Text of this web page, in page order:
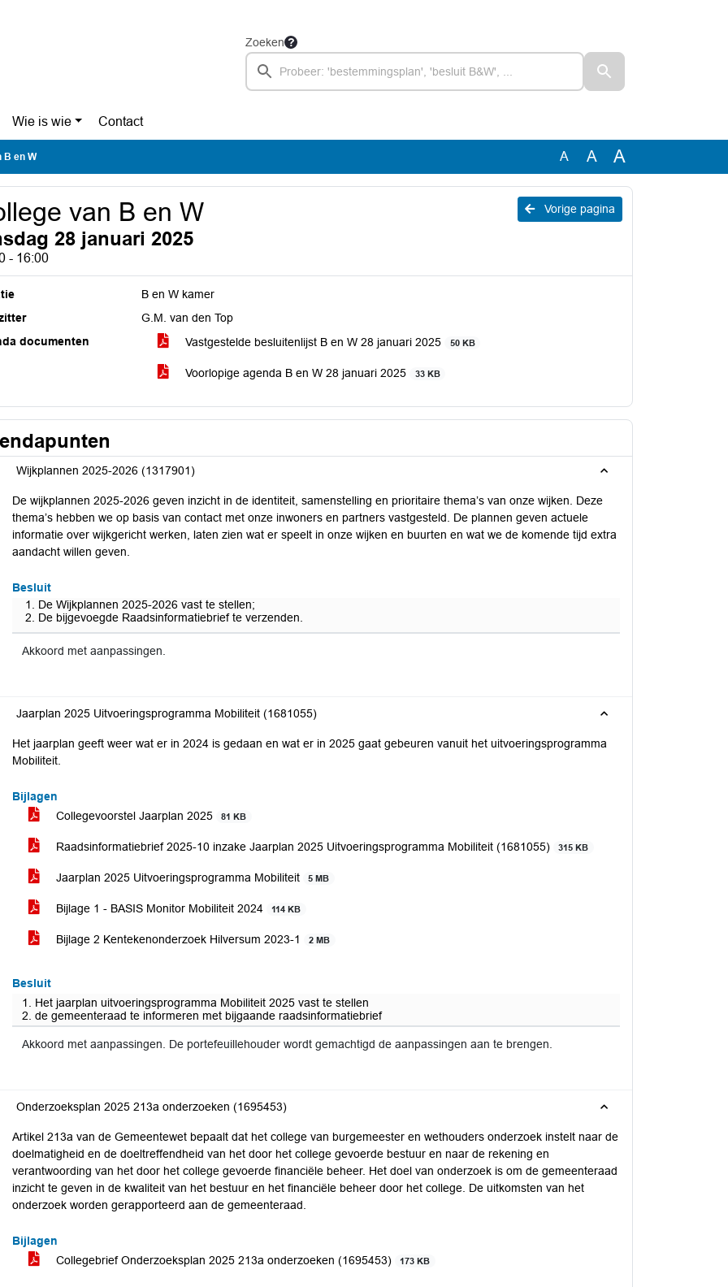
Zoeken
Wie is wie Contact
B en W A A A
Vorige pagina
van B en W
28 januari 2025
- 16:00
B en W kamer
G.M. van den Top
documenten
Vastgestelde besluitenlijst B en W 28 januari 2025 50 KB
Voorlopige agenda B en W 28 januari 2025 33 KB
Wijkplannen 2025-2026 (1317901)
De wijkplannen 2025-2026 geven inzicht in de identiteit, samenstelling en prioritaire thema’s van onze wijken. Deze
thema’s hebben we op basis van contact met onze inwoners en partners vastgesteld. De plannen geven actuele
informatie over wijkgericht werken, laten zien wat er speelt in onze wijken en buurten en wat we de komende tijd extra
aandacht willen geven.
Besluit
De Wijkplannen 2025-2026 vast te stellen;
De bijgevoegde Raadsinformatiebrief te verzenden.
Akkoord met aanpassingen.
Jaarplan 2025 Uitvoeringsprogramma Mobiliteit (1681055)
Het jaarplan geeft weer wat er in 2024 is gedaan en wat er in 2025 gaat gebeuren vanuit het uitvoeringsprogramma
Mobiliteit.
Bijlagen
Collegevoorstel Jaarplan 2025
81 KB
Raadsinformatiebrief 2025-10 inzake Jaarplan 2025 Uitvoeringsprogramma Mobiliteit (1681055) 315 KB
Jaarplan 2025 Uitvoeringsprogramma Mobiliteit 5 MB
Bijlage 1 - BASIS Monitor Mobiliteit 2024 114 KB
Bijlage 2 Kentekenonderzoek Hilversum 2023-1 2 MB
Besluit
1. Het jaarplan uitvoeringsprogramma Mobiliteit 2025 vast te stellen
2. de gemeenteraad te informeren met bijgaande raadsinformatiebrief
Akkoord met aanpassingen. De portefeuillehouder wordt gemachtigd de aanpassingen aan te brengen.
Onderzoeksplan 2025 213a onderzoeken (1695453)
Artikel 213a van de Gemeentewet bepaalt dat het college van burgemeester en wethouders onderzoek instelt naar de
doelmatigheid en de doeltreffendheid van het door het college gevoerde bestuur en naar de rekening en
verantwoording van het door het college gevoerde financiële beheer. Het doel van onderzoek is om de gemeenteraad
inzicht te geven in de kwaliteit van het bestuur en het financiële beheer door het college. De uitkomsten van het
onderzoek worden gerapporteerd aan de gemeenteraad.
Bijlagen
Collegebrief Onderzoeksplan 2025 213a onderzoeken (1695453)
173 KB